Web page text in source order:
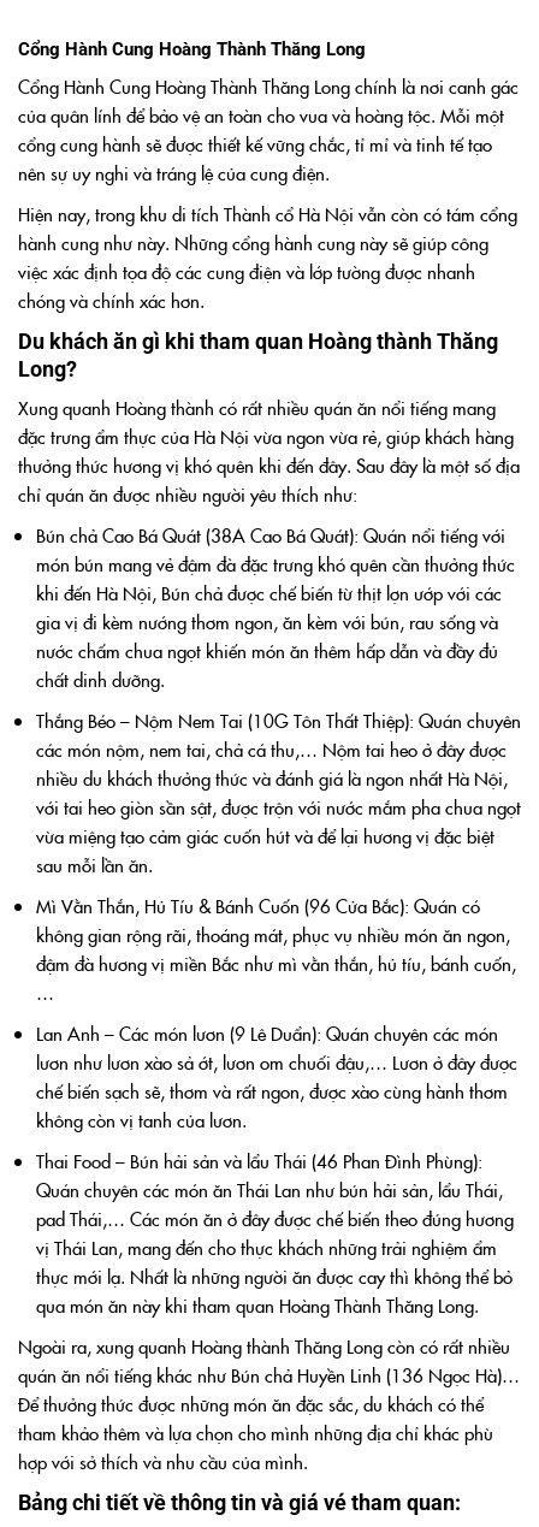
Cổng Hành Cung Hoàng Thành Thăng Long
Cổng Hành Cung Hoàng Thành Thăng Long chính là nơi canh gác
của quân lính để bảo vệ an toàn cho vua và hoàng tộc. Mỗi một
cổng cung hành sẽ được thiết kế vững chắc, tỉ mỉ và tinh tế tạo
nên sự uy nghi và tráng lệ của cung điện.
Hiện nay, trong khu di tích Thành cổ Hà Nội vẫn còn có tám cổng
hành cung như này. Những cổng hành cung này sẽ giúp công
việc xác định tọa độ các cung điện và lớp tường được nhanh
chóng và chính xác hơn.
Du khách ăn gì khi tham quan Hoàng thành Thăng
Long?
Xung quanh Hoàng thành có rất nhiều quán ăn nổi tiếng mang
đặc trưng ẩm thực của Hà Nội vừa ngon vừa rẻ, giúp khách hàng
thưởng thức hương vị khó quên khi đến đây. Sau đây là một số địa
chỉ quán ăn được nhiều người yêu thích như:
Bún chả Cao Bá Quát (38A Cao Bá Quát): Quán nổi tiếng với
món bún mang vẻ đậm đà đặc trưng khó quên cần thưởng thức
khi đến Hà Nội, Bún chả được chế biến từ thịt lợn ướp với các
gia vị đi kèm nướng thơm ngon, ăn kèm với bún, rau sống và
nước chấm chua ngọt khiến món ăn thêm hấp dẫn và đầy đủ
chất dinh dưỡng.
Thắng Béo – Nộm Nem Tai (10G Tôn Thất Thiệp): Quán chuyên
các món nộm, nem tai, chả cá thu,… Nộm tai heo ở đây được
nhiều du khách thưởng thức và đánh giá là ngon nhất Hà Nội,
với tai heo giòn sần sật, được trộn với nước mắm pha chua ngọt
vừa miệng tạo cảm giác cuốn hút và để lại hương vị đặc biệt
sau mỗi lần ăn.
Mì Vằn Thắn, Hủ Tíu & Bánh Cuốn (96 Cửa Bắc): Quán có
không gian rộng rãi, thoáng mát, phục vụ nhiều món ăn ngon,
đậm đà hương vị miền Bắc như mì vằn thắn, hủ tíu, bánh cuốn,
…
Lan Anh – Các món lươn (9 Lê Duẩn): Quán chuyên các món
lươn như lươn xào sả ớt, lươn om chuối đậu,… Lươn ở đây được
chế biến sạch sẽ, thơm và rất ngon, được xào cùng hành thơm
không còn vị tanh của lươn.
Thai Food – Bún hải sản và lẩu Thái (46 Phan Đình Phùng):
Quán chuyên các món ăn Thái Lan như bún hải sản, lẩu Thái,
pad Thái,… Các món ăn ở đây được chế biến theo đúng hương
vị Thái Lan, mang đến cho thực khách những trải nghiệm ẩm
thực mới lạ. Nhất là những người ăn được cay thì không thể bỏ
qua món ăn này khi tham quan Hoàng Thành Thăng Long.
Ngoài ra, xung quanh Hoàng thành Thăng Long còn có rất nhiều
quán ăn nổi tiếng khác như Bún chả Huyền Linh (136 Ngọc Hà)…
Để thưởng thức được những món ăn đặc sắc, du khách có thể
tham khảo thêm và lựa chọn cho mình những địa chỉ khác phù
hợp với sở thích và nhu cầu của mình.
Bảng chi tiết về thông tin và giá vé tham quan: